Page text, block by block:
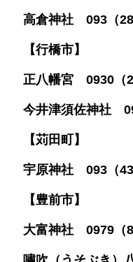
高倉神社 093（
【行橋市】
正八幡宮 0930（
今井津須佐神社
【苅田町】
宇原神社 093（
【豊前市】
大富神社 0979（